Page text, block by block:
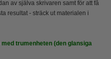
av själva skrivaren samt för att få
resultat - sträck ut materialen i
trumenheten (den glansiga